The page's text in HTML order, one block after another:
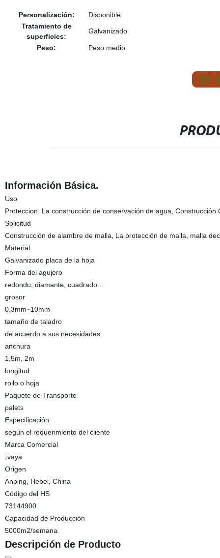
Personalización:
Disponible
Tratamiento de
superficies:
Galvanizado
Peso: Peso medio
Información Básica.
Uso
Proteccion, La construcción de conservación de agua,
Solicitud
Construcción de alambre de malla, La protección de malla, malla
Material
Galvanizado placa de la hoja
Forma del agujero
redondo, diamante, cuadrado...
grosor
0,3mm~10mm
tamaño de taladro
de acuerdo a sus necesidades
anchura
1,5m, 2m
longitud
rollo o hoja
Paquete de Transporte
palets
Especificación
según el requerimiento del cliente
Marca Comercial
¡vaya
Origen
Anping, Hebei, China
Código del HS
73144900
Capacidad de Producción
5000m2/semana
Descripción de Producto